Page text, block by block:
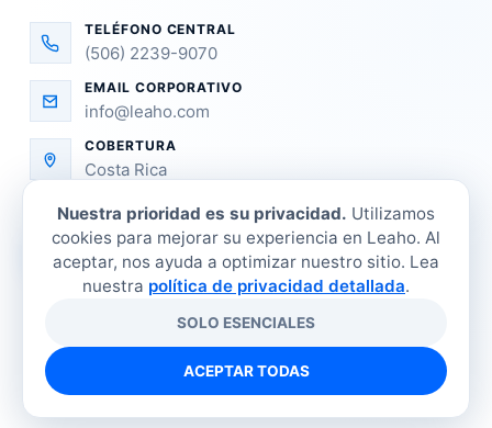
TELÉFONO CENTRAL
(506) 2239-9070
EMAIL CORPORATIVO
info@leaho.com
COBERTURA
Costa Rica
LEAHO Refrigeración Industrial. Todos los
derechos reservados.
Tienda
Contacto Política de privacidad
Nuestra prioridad es su privacidad. Utilizamos
cookies para mejorar su experiencia en Leaho. Al
aceptar, nos ayuda a optimizar nuestro sitio. Lea
nuestra política de privacidad detallada.
SOLO ESENCIALES
ACEPTAR TODAS